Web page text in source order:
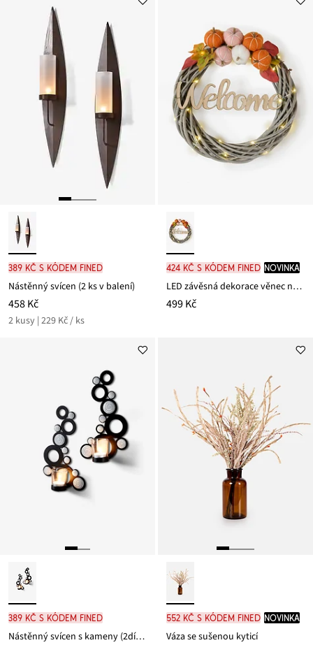
389 Kč s kódem FINED
Nástěnný svícen (2 ks v balení)
458 Kč
2 kusy | 229 Kč / ks
424 Kč s kódem FINED novinka
LED závěsná dekorace věnec na dveře s dýněmi
499 Kč
389 Kč s kódem FINED
Nástěnný svícen s kameny (2dílná souprava)
552 Kč s kódem FINED novinka
Váza se sušenou kyticí